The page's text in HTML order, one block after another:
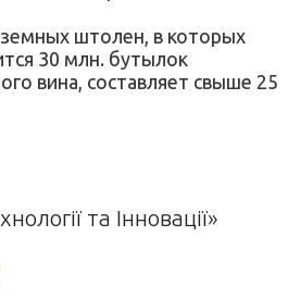
штолен, в которых
30 млн. бутылок
вина, составляет свыше 25
та Інновації»